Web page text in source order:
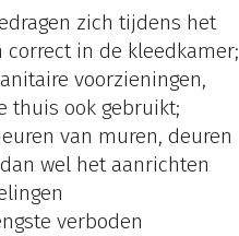
zich tijdens het
correct in de kleedkamer;
voorzieningen,
thuis ook gebruikt;
van muren, deuren
wel het aanrichten
verboden